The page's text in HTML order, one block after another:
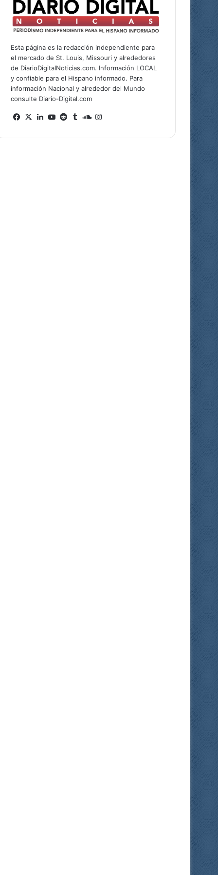
Esta página es la redacción independiente para
el mercado de St. Louis, Missouri y alrededores
de DiarioDigitalNoticias.com. Información LOCAL
y confiable para el Hispano informado. Para
información Nacional y alrededor del Mundo
consulte Diario-Digital.com
Facebook
X LinkedIn
YouTube
RedditTumblrSoundCloud